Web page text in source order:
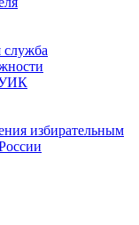
служба
УИК
избирательным